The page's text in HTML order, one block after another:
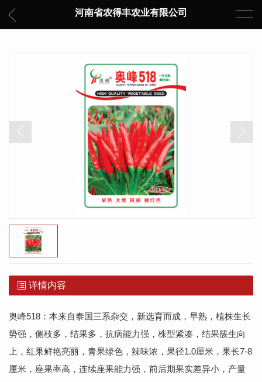
河南省农得丰农业有限公司
详情内容
奥峰518：本来自泰国三系杂交，新选育而成，早熟，植株生长
势强，侧枝多，结果多，抗病能力强，株型紧凑，结果簇生向
上，红果鲜艳亮丽，青果绿色，辣味浓，果径1.0厘米，果长7-8
厘米，座果率高，连续座果能力强，前后期果实差异小，产量